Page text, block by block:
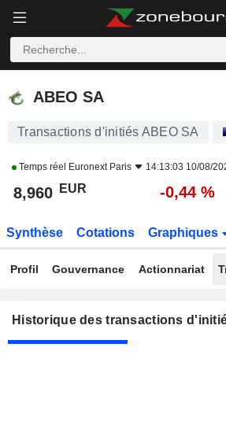
ABEO SA
ABEO SA
Transactions d'initiés ABEO SA
Temps réel Euronext Paris 14:13:03 10/08/
8,960 EUR -0,44 %
Synthèse Cotations Graphiques
Profil Gouvernance Actionnariat
Historique des transactions